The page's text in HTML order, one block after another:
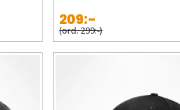
209:-
(ord. 299:-)